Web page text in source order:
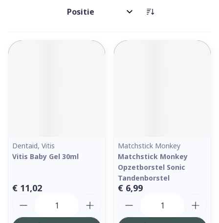
Sorteer op:
Dentaid, Vitis
Vitis Baby Gel 30ml
€ 11,02
Matchstick Monkey
Matchstick Monkey
Opzetborstel Sonic
Tandenborstel
€ 6,99